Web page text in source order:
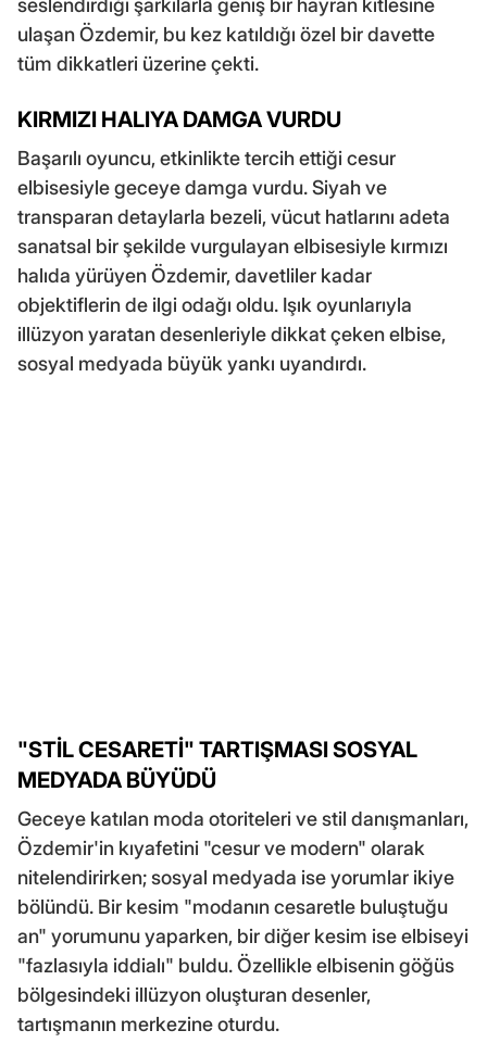
seslendirdiği şarkılarla geniş bir hayran kitlesine
ulaşan Özdemir, bu kez katıldığı özel bir davette
tüm dikkatleri üzerine çekti.
KIRMIZI HALIYA DAMGA VURDU
Başarılı oyuncu, etkinlikte tercih ettiği cesur
elbisesiyle geceye damga vurdu. Siyah ve
transparan detaylarla bezeli, vücut hatlarını adeta
sanatsal bir şekilde vurgulayan elbisesiyle kırmızı
halıda yürüyen Özdemir, davetliler kadar
objektiflerin de ilgi odağı oldu. Işık oyunlarıyla
illüzyon yaratan desenleriyle dikkat çeken elbise,
sosyal medyada büyük yankı uyandırdı.
"STİL CESARETİ" TARTIŞMASI SOSYAL
MEDYADA BÜYÜDÜ
Geceye katılan moda otoriteleri ve stil danışmanları,
Özdemir'in kıyafetini "cesur ve modern" olarak
nitelendirirken; sosyal medyada ise yorumlar ikiye
bölündü. Bir kesim "modanın cesaretle buluştuğu
an" yorumunu yaparken, bir diğer kesim ise elbiseyi
"fazlasıyla iddialı" buldu. Özellikle elbisenin göğüs
bölgesindeki illüzyon oluşturan desenler,
tartışmanın merkezine oturdu.